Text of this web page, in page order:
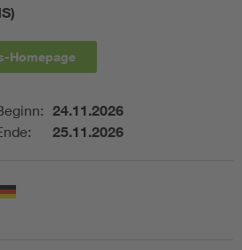
Homepage
24.11.2026
25.11.2026